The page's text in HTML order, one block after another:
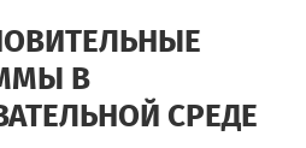
2020!
В
СРЕДЕ